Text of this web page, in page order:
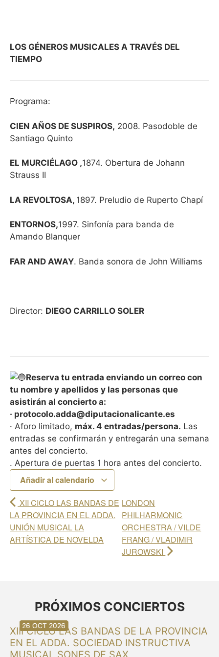
LOS GÉNEROS MUSICALES A TRAVÉS DEL
TIEMPO
Programa:
CIEN AÑOS DE SUSPIROS, 2008. Pasodoble de
Santiago Quinto
EL MURCIÉLAGO ,1874. Obertura de Johann
Strauss II
LA REVOLTOSA, 1897. Preludio de Ruperto Chapí
ENTORNOS,1997. Sinfonía para banda de
Amando Blanquer
FAR AND AWAY. Banda sonora de John Williams
Director: DIEGO CARRILLO SOLER
Reserva tu entrada enviando un correo con
tu nombre y apellidos y las personas que
asistirán al concierto a:
· protocolo.adda@diputacionalicante.es
· Aforo limitado, máx. 4 entradas/persona. Las
entradas se confirmarán y entregarán una semana
antes del concierto.
. Apertura de puertas 1 hora antes del concierto.
Añadir al calendario
XII CICLO LAS BANDAS DE
LA PROVINCIA EN EL ADDA.
UNIÓN MUSICAL LA
ARTÍSTICA DE NOVELDA
LONDON
PHILHARMONIC
ORCHESTRA / VILDE
FRANG / VLADIMIR
JUROWSKI
PRÓXIMOS CONCIERTOS
XIII CICLO LAS BANDAS DE LA PROVINCIA
EN EL ADDA. SOCIEDAD INSTRUCTIVA
MUSICAL SONES DE SAX
30 AGO 2026
30 AGO 2026
13 SEP 2026
20 SEP 2026
20 SEP 2026
26 SEP 2026
03 OCT 2026
16 OCT 2026
26 OCT 2026